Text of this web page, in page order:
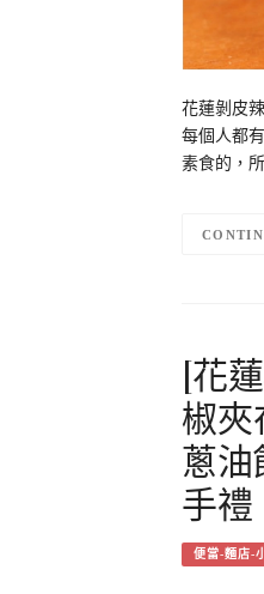
花蓮剝皮
每個人都
素食的，
[花
椒夾
蔥油
手禮
便當-麵店-